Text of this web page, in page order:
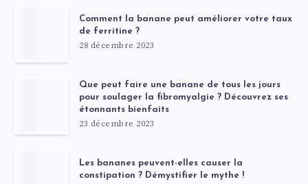
Comment la banane peut améliorer votre taux
de ferritine ?
28 décembre 2023
Que peut faire une banane de tous les jours
pour soulager la fibromyalgie ? Découvrez ses
étonnants bienfaits
23 décembre 2023
Les bananes peuvent-elles causer la
constipation ? Démystifier le mythe !